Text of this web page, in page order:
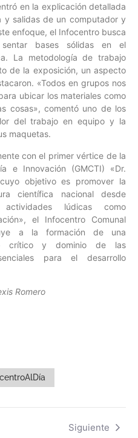
en la explicación detallada
y salidas de un computador y
enfoque, el Infocentro busca
bases sólidas en el
La metodología de trabajo
de la exposición, un aspecto
«Todos en grupos nos
ubicar los materiales como
cosas», comentó uno de los
del trabajo en equipo y la
maquetas.
con el primer vértice de la
e Innovación (GMCTI) «Dr.
objetivo es promover la
científica nacional desde
lúdicas como
el Infocentro Comunal
a la formación de una
crítico y dominio de las
para el desarrollo
Romero
Siguiente